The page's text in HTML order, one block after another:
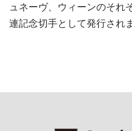
ュネーヴ、ウィーンのそれ
連記念切手として発行され